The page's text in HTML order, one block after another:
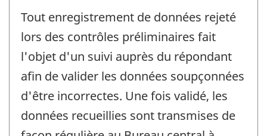
Tout enregistrement de données rejeté
lors des contrôles préliminaires fait
l'objet d'un suivi auprès du répondant
afin de valider les données soupçonnées
d'être incorrectes. Une fois validé, les
données recueillies sont transmises de